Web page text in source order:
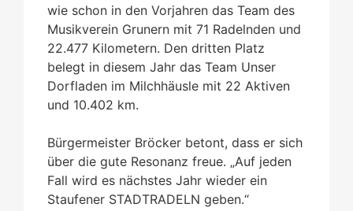
wie schon in den Vorjahren das Team des
Musikverein Grunern mit 71 Radelnden und
22.477 Kilometern. Den dritten Platz
belegt in diesem Jahr das Team Unser
Dorfladen im Milchhäusle mit 22 Aktiven
und 10.402 km.
Bürgermeister Bröcker betont, dass er sich
über die gute Resonanz freue. „Auf jeden
Fall wird es nächstes Jahr wieder ein
Staufener STADTRADELN geben.“